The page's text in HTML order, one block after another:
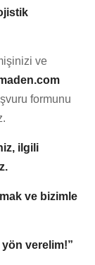
ve
formunu
ilgili
ve bizimle
verelim!”